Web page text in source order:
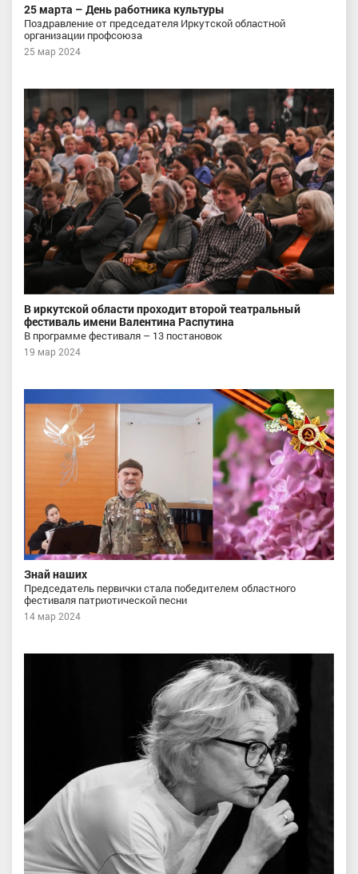
25 марта – День работника культуры
Поздравление от председателя Иркутской областной
организации профсоюза
25 мар 2024
В иркутской области проходит второй театральный
фестиваль имени Валентина Распутина
В программе фестиваля – 13 постановок
19 мар 2024
Знай наших
Председатель первички стала победителем областного
фестиваля патриотической песни
14 мар 2024